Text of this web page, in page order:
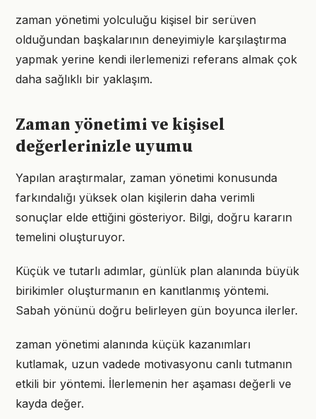
zaman yönetimi yolculuğu kişisel bir serüven
olduğundan başkalarının deneyimiyle karşılaştırma
yapmak yerine kendi ilerlemenizi referans almak çok
daha sağlıklı bir yaklaşım.
Zaman yönetimi ve kişisel
değerlerinizle uyumu
Yapılan araştırmalar, zaman yönetimi konusunda
farkındalığı yüksek olan kişilerin daha verimli
sonuçlar elde ettiğini gösteriyor. Bilgi, doğru kararın
temelini oluşturuyor.
Küçük ve tutarlı adımlar, günlük plan alanında büyük
birikimler oluşturmanın en kanıtlanmış yöntemi.
Sabah yönünü doğru belirleyen gün boyunca ilerler.
zaman yönetimi alanında küçük kazanımları
kutlamak, uzun vadede motivasyonu canlı tutmanın
etkili bir yöntemi. İlerlemenin her aşaması değerli ve
kayda değer.